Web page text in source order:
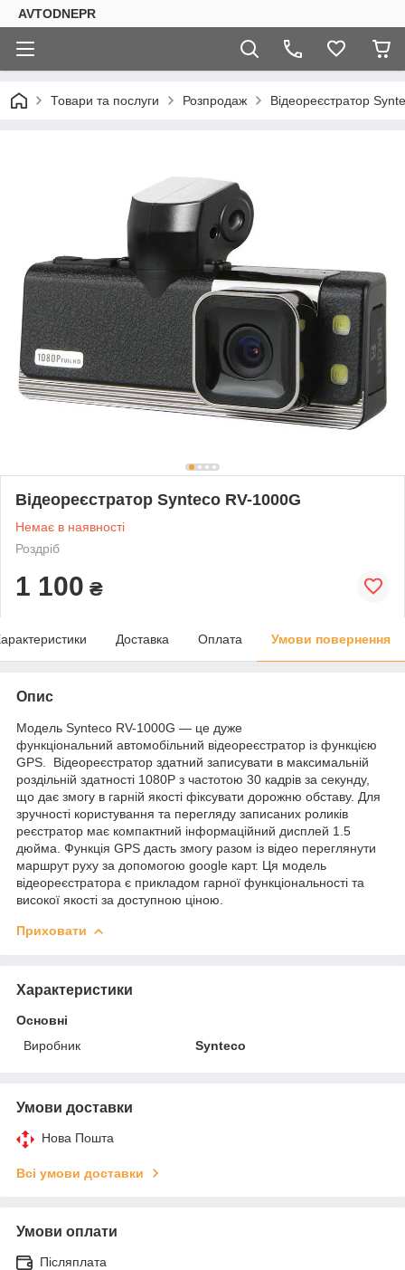
AVTODNEPR
Товари та послуги Розпродаж Відеореєстратор
Відеореєстратор Synteco RV-1000G
Немає в наявності
Роздріб
1 100 ₴
Доставка Оплата Умови повернення
Опис
Модель Synteco RV-1000G — це дуже
функціональний автомобільний відеореєстратор із функцією
GPS. Відеореєстратор здатний записувати в максимальній
роздільній здатності 1080P з частотою 30 кадрів за секунду,
що дає змогу в гарній якості фіксувати дорожню обставу. Для
зручності користування та перегляду записаних роликів
реєстратор має компактний інформаційний дисплей 1.5
дюйма. Функція GPS дасть змогу разом із відео переглянути
маршрут руху за допомогою google карт. Ця модель
відеореєстратора є прикладом гарної функціональності та
високої якості за доступною ціною.
Приховати
Характеристики
Основні
Виробник
Synteco
Умови доставки
Нова Пошта
Всі умови доставки
Умови оплати
Післяплата